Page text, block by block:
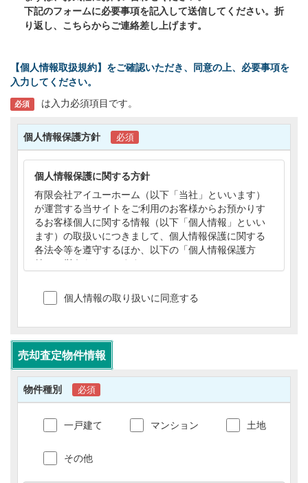
下記のフォームに必要事項を記入して送信してください。折
り返し、こちらからご連絡差し上げます。
【個人情報取扱規約】をご確認いただき、同意の上、必要事項を
入力してください。
必須 は入力必須項目です。
個人情報保護方針 必須
個人情報保護に関する方針
有限会社アイユーホーム（以下「当社」といいます）
が運営する当サイトをご利用のお客様からお預かりす
るお客様個人に関する情報（以下「個人情報」といい
ます）の取扱いにつきまして、個人情報保護に関する
各法令等を遵守するほか、以下の「個人情報保護方
針」に従うものとします。
1）当サイトでは、個人情報を以下の目的で利用
(1)不動産の売買契約または賃貸契約の相手方の
探索、売買・賃貸借・仲介・管理等に関する契約
の締結、および契約に基づく役務の提供、その他
アフターサービスの実施。
(2)お客様からの資料等ご請求およびお問合せ内
容に関する回答・連絡・確認、その他カスタマー
サポートの実施。
(3)お客様からの資料等ご請求およびお問合せ内
容の物件情報提供者への提供。
ンケート、キャンペーン、サービスおよび商品等
個人情報の取り扱いに同意する
売却査定物件情報
物件種別 必須
一戸建て マンション 土地
その他